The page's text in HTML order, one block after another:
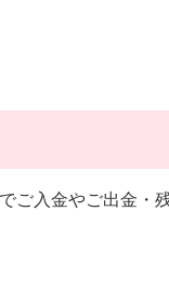
ご入金やご出金・